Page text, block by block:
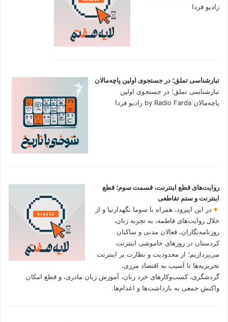
رادیو فردا
تبارشناسی تملق؛ در جستجوی اولین‌ پاچه‌مالان
تبارشناسی تملق؛ در جستجوی اولین‌
پاچه‌مالان by Radio Farda رادیو فردا
روایت‌های قطع اینترنت، قسمت سوم؛ قطع
اینترنت و ستم تقاطعی
در این اپیزود، همراه با سوما نگهدارنیا و از
خلال روایت‌های فاطمه، به تجربه زنان،
روزنامه‌نگاران، فعالان مدنی و ساکنان
کردستان در روزهای خاموشی اینترنت
می‌پردازیم؛ از محدودیت و نظارت بر اینترنت
تحریریه‌ها تا آسیب به اقتصاد مرزی،
گردشگری، کسب‌وکارهای خرد زنان، آموزش زبان مادری، و قطع امکان
واکنش جمعی به بازداشت‌ها و اعدام‌ها.